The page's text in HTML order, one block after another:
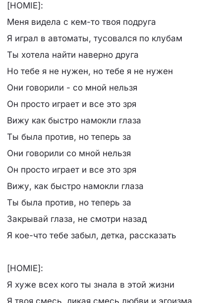
[HOMIE]:
Меня видела с кем-то твоя подруга
Я играл в автоматы, тусовался по клубам
Ты хотела найти наверно друга
Но тебе я не нужен, но тебе я не нужен
Они говорили - со мной нельзя
Он просто играет и все это зря
Вижу как быстро намокли глаза
Ты была против, но теперь за
Они говорили со мной нельзя
Он просто играет и все это зря
Вижу, как быстро намокли глаза
Ты была против, но теперь за
Закрывай глаза, не смотри назад
Я кое-что тебе забыл, детка, рассказать
[HOMIE]:
Я хуже всех кого ты знала в этой жизни